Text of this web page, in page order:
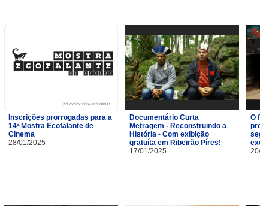
Inscrições prorrogadas para a
14ª Mostra Ecofalante de
Cinema
28/01/2025
Documentário Curta
Metragem - Reconstruindo a
História - Com exibição
gratuíta em Ribeirão Píres!
17/01/2025
O